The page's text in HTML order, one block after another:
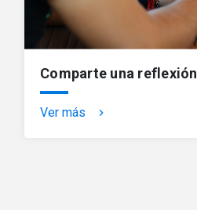
Comparte una reflexión
Ver más keyboard_arrow_right